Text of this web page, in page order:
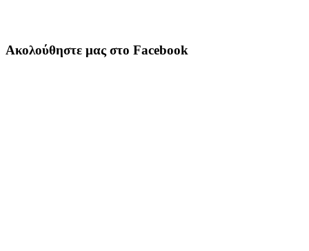
Ακολούθηστε μας στο Facebook